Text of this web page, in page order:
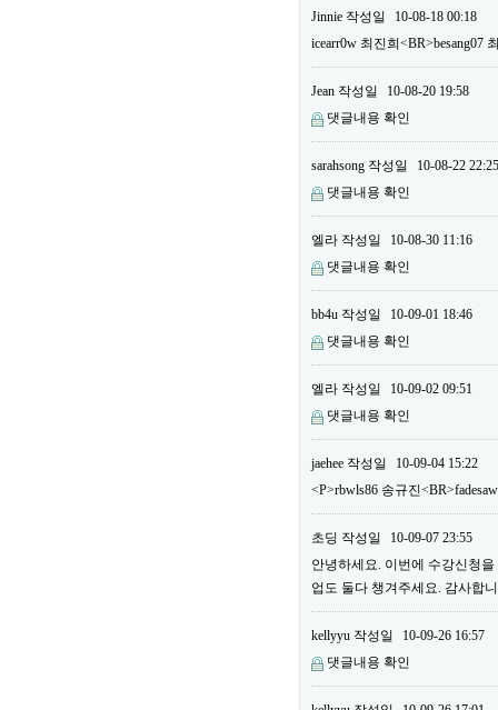
Jinnie 작성일
10-08-18 00:18
icearr0w 최진희<BR>besang07
Jean 작성일
10-08-20 19:58
댓글내용 확인
sarahsong 작성일
10-08-22 22:25
댓글내용 확인
엘라 작성일
10-08-30 11:16
댓글내용 확인
bb4u 작성일
10-09-01 18:46
댓글내용 확인
엘라 작성일
10-09-02 09:51
댓글내용 확인
jaehee 작성일
10-09-04 15:22
<P>rbwls86 송규진
초딩 작성일
10-09-07 23:55
안녕하세요. 이번에 수강신청
업도 둘다 챙겨주세요. 감사합
kellyyu 작성일
10-09-26 16:57
댓글내용 확인